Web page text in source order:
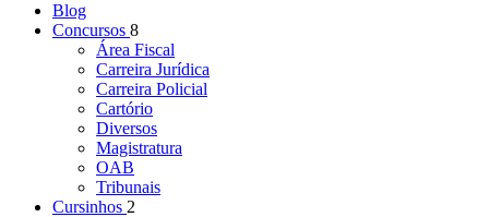
Blog
Concursos 8
Área Fiscal
Carreira Jurídica
Carreira Policial
Cartório
Diversos
Magistratura
OAB
Tribunais
Cursinhos 2